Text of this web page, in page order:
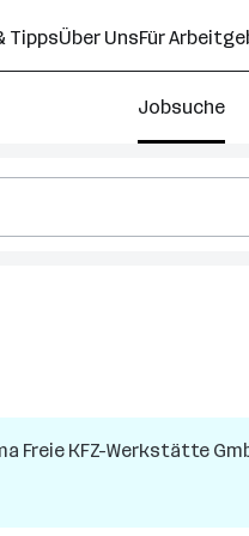
TippsÜber UnsFür
Jobsuche
Freie KFZ-Werkstätte